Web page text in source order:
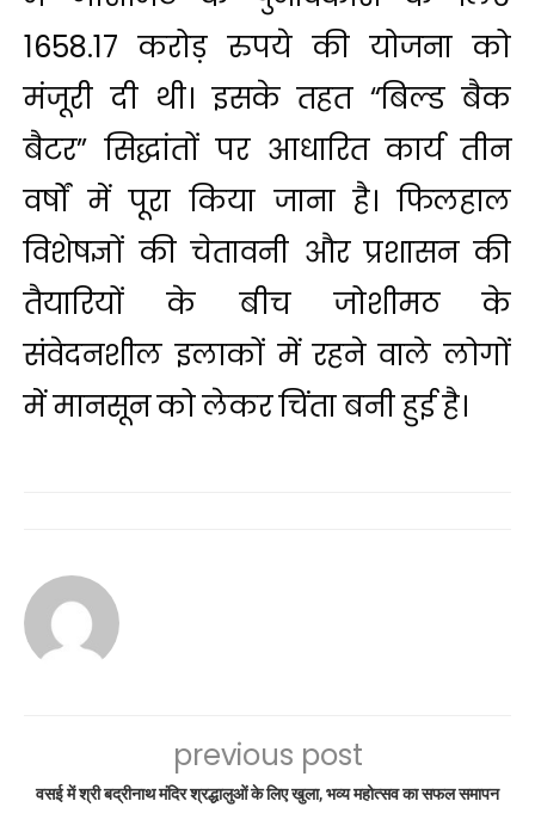
1658.17 करोड़ रुपये की योजना को
मंजूरी दी थी। इसके तहत “बिल्ड बैक
बैटर” सिद्धांतों पर आधारित कार्य तीन
वर्षों में पूरा किया जाना है। फिलहाल
विशेषज्ञों की चेतावनी और प्रशासन की
तैयारियों के बीच जोशीमठ के
संवेदनशील इलाकों में रहने वाले लोगों
में मानसून को लेकर चिंता बनी हुई है।
previous post
वसई में श्री बद्रीनाथ मंदिर श्रद्धालुओं के लिए खुला, भव्य महोत्सव का सफल समापन